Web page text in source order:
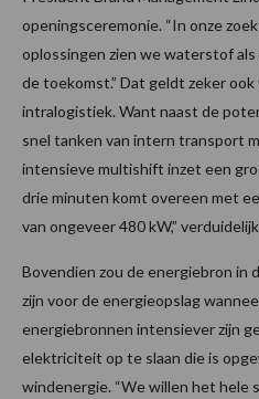
openingsceremonie. “In onze
oplossingen zien we waterstof
de toekomst.” Dat geldt zeker
intralogistiek. Want naast de
snel tanken van intern transport
intensieve multishift inzet een
drie minuten komt overeen met
van ongeveer 480 kW,”
Bovendien zou de energiebron in
zijn voor de energieopslag
energiebronnen intensiever zijn
elektriciteit op te slaan die is
windenergie. “We willen het hele